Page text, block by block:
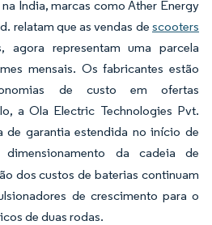
Índia, marcas como Ather Energy
relatam que as vendas de scooters
agora representam uma parcela
mensais. Os fabricantes estão
de custo em ofertas
a Ola Electric Technologies Pvt.
de garantia estendida no início de
da cadeia de
dos custos de baterias continuam
de crescimento para o
de duas rodas.